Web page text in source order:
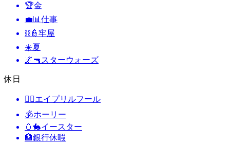
🏆金
💼📊 仕事
⛓️👮牢屋
☀️夏
🌌🔫 スターウォーズ
休日
🙆‍♂️エイプリルフール
🕉ホーリー
🥚🐇イースター
🏦銀行休暇